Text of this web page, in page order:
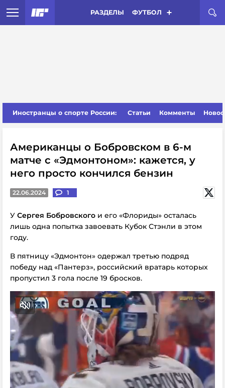
РАЗДЕЛЫ ФУТБОЛ
Иностранцы о спорте России: Статьи Комменты
Американцы о Бобровском в 6-м
матче с «Эдмонтоном»: кажется, у
него просто кончился бензин
22.06.2024 1
У Сергея Бобровского и его «Флориды» осталась
лишь одна попытка завоевать Кубок Стэнли в этом
году.
В пятницу «Эдмонтон» одержал третью подряд
победу над «Пантерз», российский вратарь которых
пропустил 3 гола после 19 бросков.